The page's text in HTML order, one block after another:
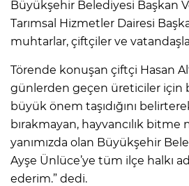
Büyükşehir Belediyesi Başkan
Tarımsal Hizmetler Dairesi
muhtarlar, çiftçiler ve
Törende konuşan çiftçi Hasan
günlerden geçen üreticiler için
büyük önem taşıdığını
bırakmayan, hayvancılık bitme
yanımızda olan Büyükşehir
Ayşe Ünlüce’ye tüm ilçe halkı
ederim.” dedi.